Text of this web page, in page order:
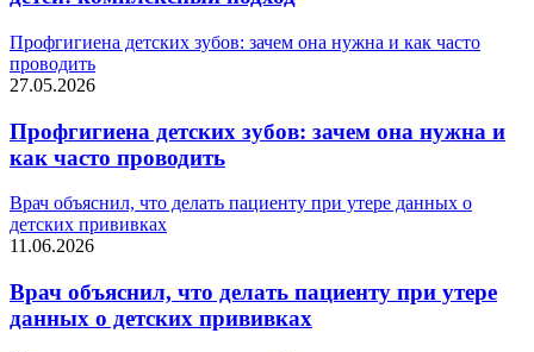
Профгигиена детских зубов: зачем она нужна и как часто
проводить
27.05.2026
Профгигиена детских зубов: зачем она нужна и
как часто проводить
Врач объяснил, что делать пациенту при утере данных о
детских прививках
11.06.2026
Врач объяснил, что делать пациенту при утере
данных о детских прививках